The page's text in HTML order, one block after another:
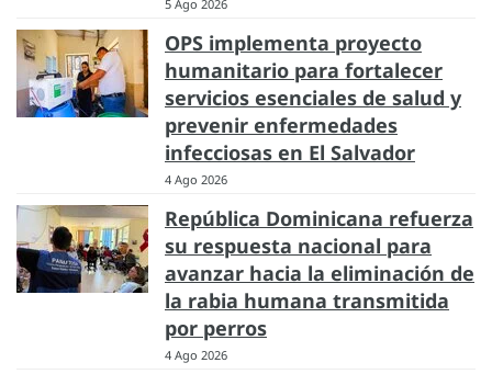
5 Ago 2026
OPS implementa proyecto
humanitario para fortalecer
servicios esenciales de salud y
prevenir enfermedades
infecciosas en El Salvador
4 Ago 2026
República Dominicana refuerza
su respuesta nacional para
avanzar hacia la eliminación de
la rabia humana transmitida
por perros
4 Ago 2026